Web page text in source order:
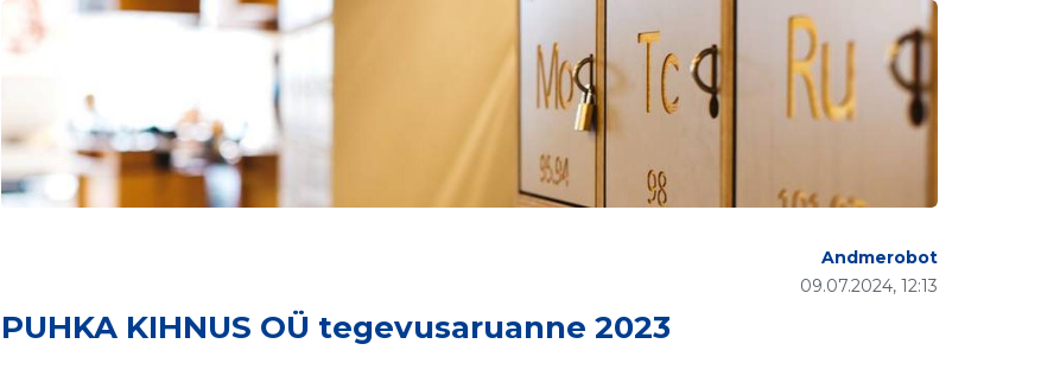
PUHKA KIHNUS OÜ tegevusaruanne 2023
09.07.2024, 12:13
Andmerobot